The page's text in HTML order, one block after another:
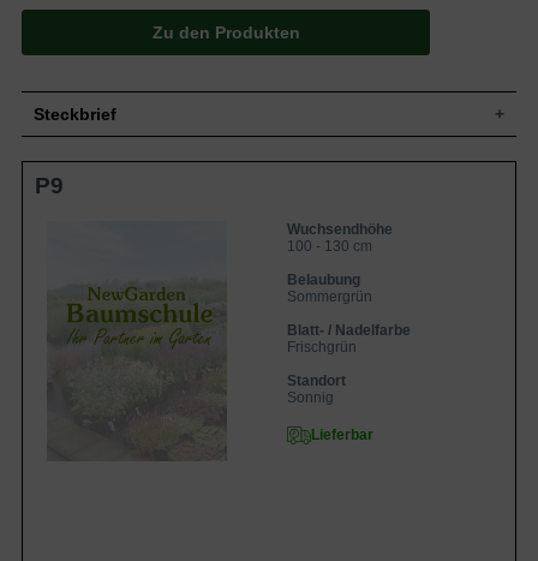
Zu den Produkten
Steckbrief
Grasstaude, aufrecht, horstbildend,
Blatt
Sommergrün, linear-lanzettlich, am Ende
zugespitzt, ganzrandig, frischgrün mit
weißen Längsstreifen, teilweise rosa
angehaucht, ca. 100 bis 130 cm lang
Frucht
Karyopse
Rotbraun, ährig, in Rispen zusammen
Wurzeln
P9
Wuchsendhöhe
100 - 130 cm
Belaubung
Sommergrün
Blatt- / Nadelfarbe
Frischgrün
Standort
Sonnig
Lieferbar